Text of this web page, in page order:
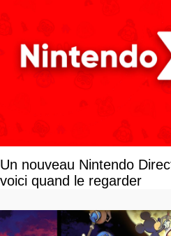
Un nouveau Nintendo
voici quand le regarder